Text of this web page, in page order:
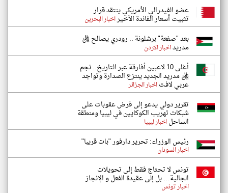
عضو الفيدرالي الأمريكي ينتقد قرار
تثبيت أسعار الفائدة الأخيراخبار البحرين
بعد "صفعة" برشلونة .. رودري يصالح ريال
مدريداخبار الاردن
أغلى 10 لاعبين أفارقة عبر التاريخ.. نجم
ريال مدريد الجديد ينتزع الصدارة وتواجد
عربي لافتاخبار الجزائر
تقرير دولي يدعو إلى فرض عقوبات على
شبكات تهريب الكوكايين في ليبيا ومنطقة
الساحلاخبار ليبيا
رئيس الوزراء: تحرير دارفور "بات قريبا"
اخبار السودان
تونس لا تحتاج فقط إلى تحويلات
الجالية… بل إلى عقيدة الفعل و الإنجاز
اخبار تونس